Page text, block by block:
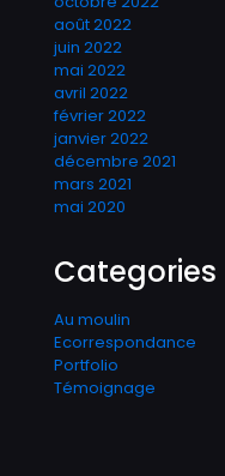
août 2022
juin 2022
mai 2022
avril 2022
février 2022
janvier 2022
décembre 2021
mars 2021
mai 2020
Categories
Au moulin
Ecorrespondance
Portfolio
Témoignage